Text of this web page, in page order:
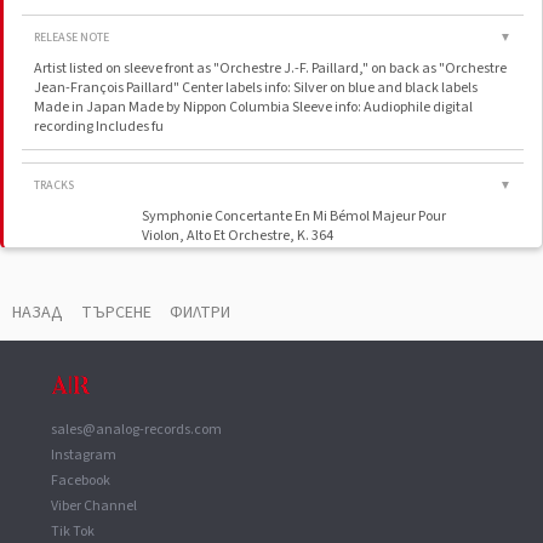
RELEASE NOTE ▼
Artist listed on sleeve front as "Orchestre J.-F. Paillard," on back as "Orchestre
Jean-François Paillard" Center labels info: Silver on blue and black labels
Made in Japan Made by Nippon Columbia Sleeve info: Audiophile digital
recording Includes fu
TRACKS ▼
Symphonie Concertante En Mi Bémol Majeur Pour
Violon, Alto Et Orchestre, K. 364
ВАУЧЕР
Recorded At
Notre-Dame Du Liban
Manufactured By
НАЗАД ТЪРСЕНЕ ФИЛТРИ
sales@analog-records.com
Instagram
Facebook
Viber Channel
Tik Tok